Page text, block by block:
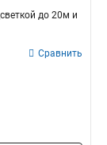
до 20м и
Сравнить